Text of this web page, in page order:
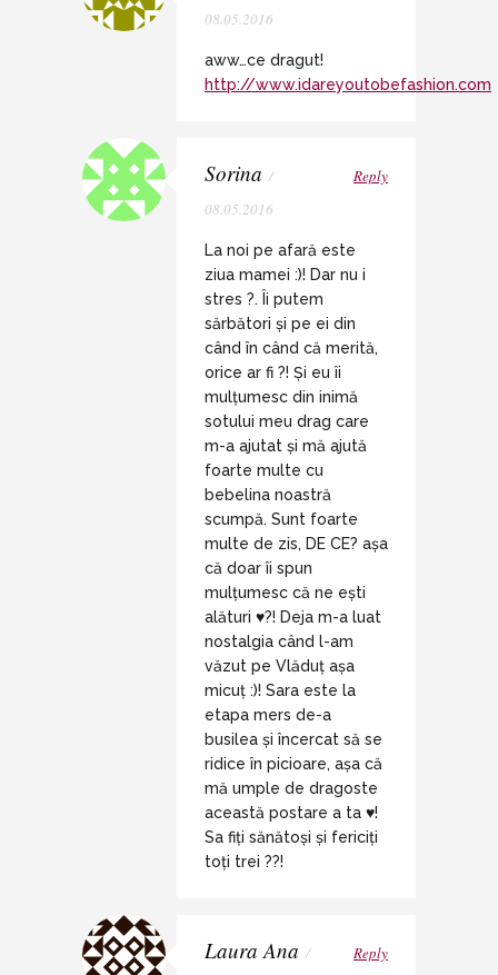
08.05.2016
aww…ce dragut!
http://www.idareyoutobefashion.com
Sorina /
08.05.2016
Reply
La noi pe afară este
ziua mamei :)! Dar nu i
stres ?. Îi putem
sărbători și pe ei din
când în când că merită,
orice ar fi ?! Și eu îi
mulțumesc din inimă
sotului meu drag care
m-a ajutat și mă ajută
foarte multe cu
bebelina noastră
scumpă. Sunt foarte
multe de zis, DE CE? așa
că doar îi spun
mulțumesc că ne ești
alături ♥️?! Deja m-a luat
nostalgia când l-am
văzut pe Vlăduț așa
micuț :)! Sara este la
etapa mers de-a
busilea și încercat să se
ridice în picioare, așa că
mă umple de dragoste
această postare a ta ♥️!
Sa fiți sănătoși și fericiți
toți trei ??!
Laura Ana /
Reply